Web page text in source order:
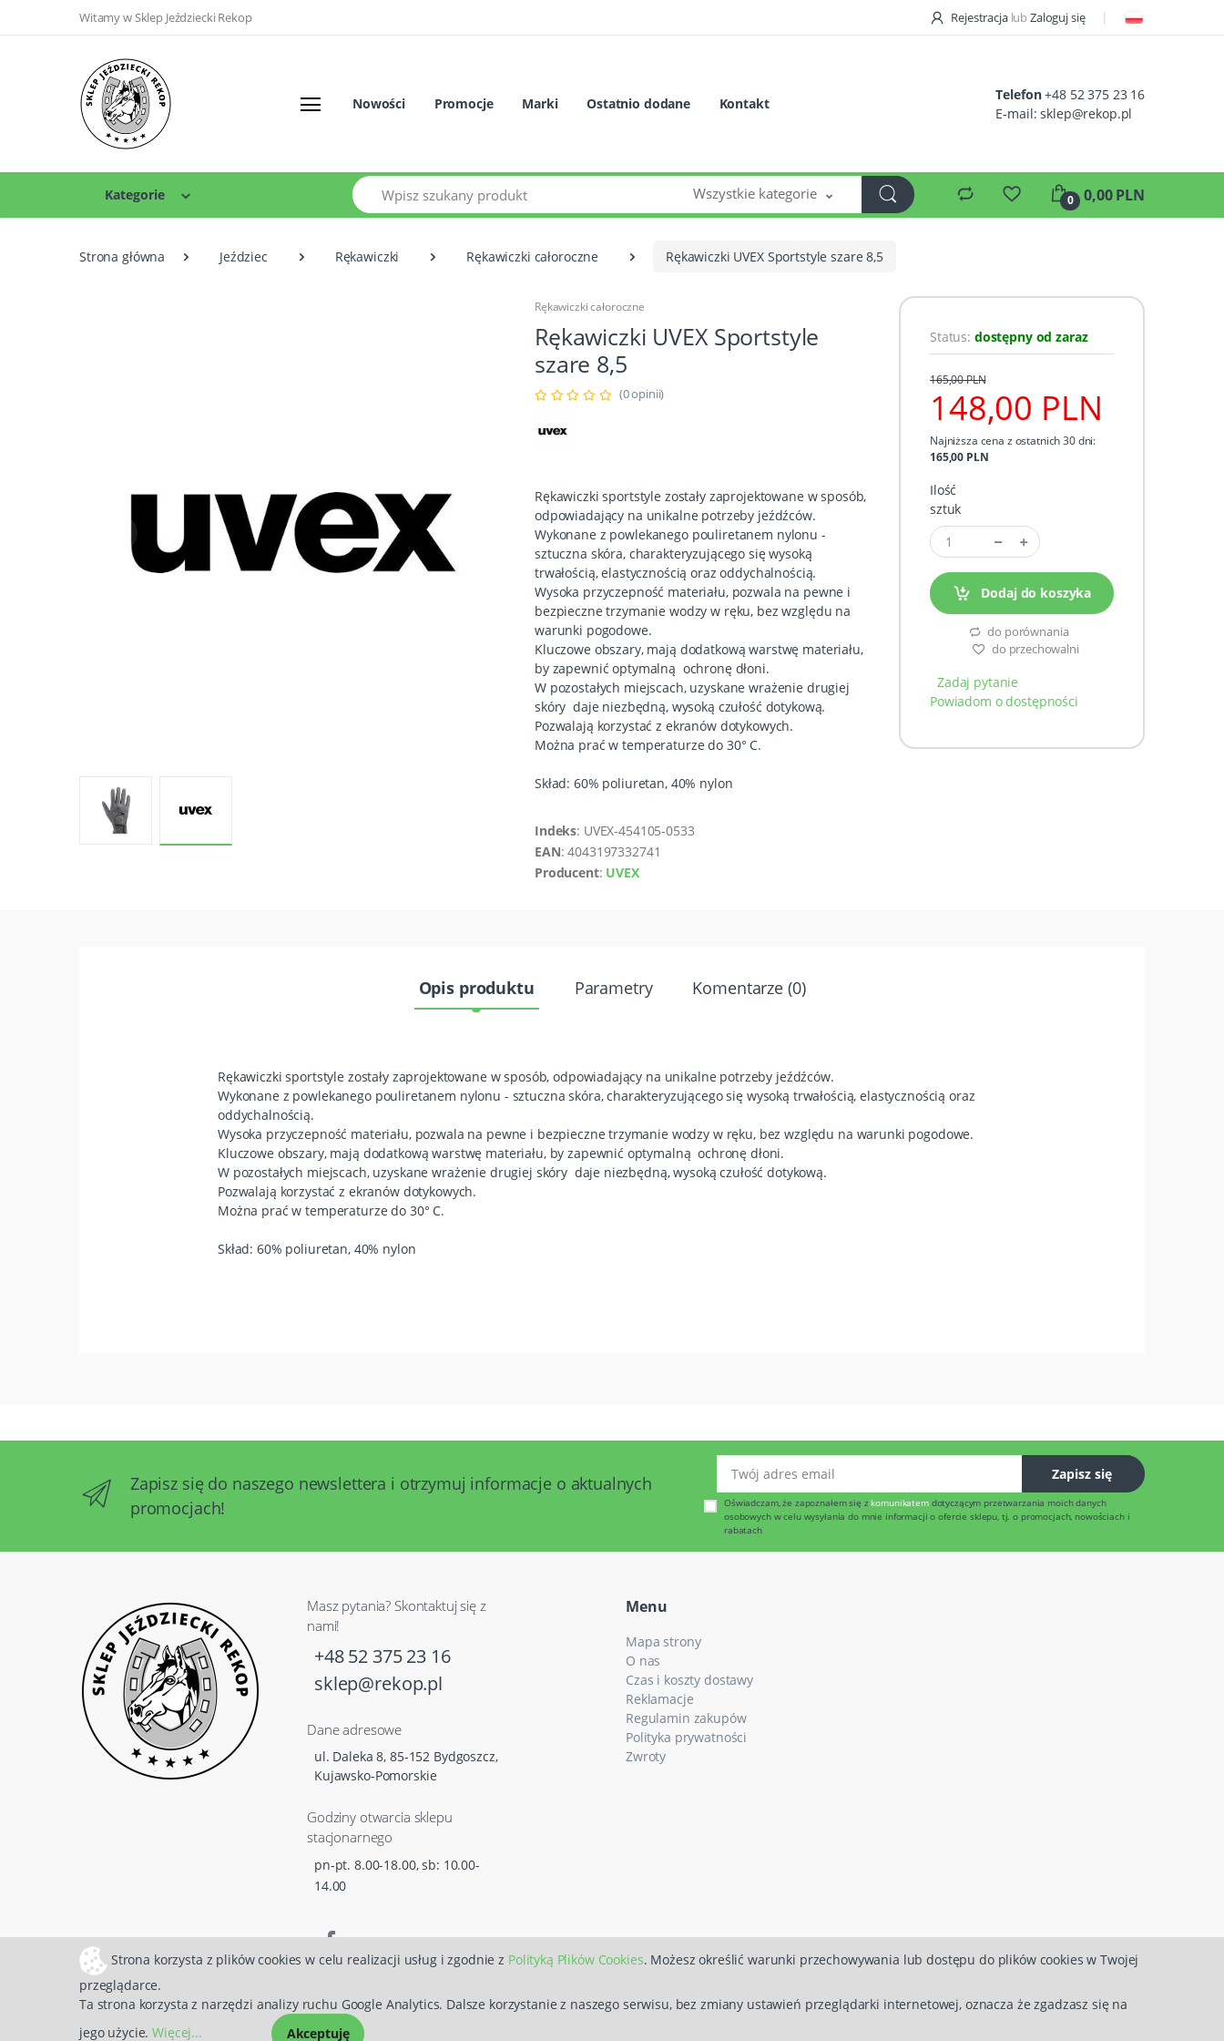
Strona korzysta z plików cookies w celu realizacji usług i zgodnie z Polityką Plików Cookies. Możesz określić warunki przechowywania lub dostępu do plików cookies w Twojej
przeglądarce.
Ta strona korzysta z narzędzi analizy ruchu Google Analytics. Dalsze korzystanie z naszego serwisu, bez zmiany ustawień przeglądarki internetowej, oznacza że zgadzasz się na
jego użycie.Więcej... Akceptuję
Witamy w Sklep Jeździecki Rekop Rejestracja lub Zaloguj się
Nowości Promocje Marki Ostatnio dodane Kontakt
Telefon +48 52 375 23 16
E-mail:sklep@rekop.pl
Kategorie
Szukaj Wszystkie kategorie 0 0,00 PLN
Strona główna Jeździec Rękawiczki Rękawiczki całoroczne Rękawiczki UVEX Sportstyle szare 8,5
Rękawiczki całoroczne
Rękawiczki UVEX Sportstyle
szare 8,5
(0 opinii)
Rękawiczki sportstyle zostały zaprojektowane w sposób,
odpowiadający na unikalne potrzeby jeźdźców.
Wykonane z powlekanego pouliretanem nylonu -
sztuczna skóra, charakteryzującego się wysoką
trwałością, elastycznością oraz oddychalnością.
Wysoka przyczepność materiału, pozwala na pewne i
bezpieczne trzymanie wodzy w ręku, bez względu na
warunki pogodowe.
Kluczowe obszary, mają dodatkową warstwę materiału,
by zapewnić optymalną ochronę dłoni.
W pozostałych miejscach, uzyskane wrażenie drugiej
skóry daje niezbędną, wysoką czułość dotykową.
Pozwalają korzystać z ekranów dotykowych.
Można prać w temperaturze do 30° C.
Skład: 60% poliuretan, 40% nylon
Indeks: UVEX-454105-0533
EAN: 4043197332741
Producent: UVEX
Status: dostępny od zaraz
148,00 PLN
165,00 PLN
Najniższa cena z ostatnich 30 dni:
165,00 PLN
Ilość
sztuk
Dodaj do koszyka
do porównania
do przechowalni
Zadaj pytanie
Powiadom o dostępności
Opis produktu Parametry Komentarze (0)
Rękawiczki sportstyle zostały zaprojektowane w sposób, odpowiadający na unikalne potrzeby jeźdźców.
Wykonane z powlekanego pouliretanem nylonu - sztuczna skóra, charakteryzującego się wysoką trwałością, elastycznością oraz
oddychalnością.
Wysoka przyczepność materiału, pozwala na pewne i bezpieczne trzymanie wodzy w ręku, bez względu na warunki pogodowe.
Kluczowe obszary, mają dodatkową warstwę materiału, by zapewnić optymalną ochronę dłoni.
W pozostałych miejscach, uzyskane wrażenie drugiej skóry daje niezbędną, wysoką czułość dotykową.
Pozwalają korzystać z ekranów dotykowych.
Można prać w temperaturze do 30° C.
Skład: 60% poliuretan, 40% nylon
Zapisz się do naszego newslettera i otrzymuj informacje o aktualnych
promocjach!
Zapisz się
Oświadczam, że zapoznałem się z komunikatemdotyczącym przetwarzania moich danych
osobowych w celu wysyłania do mnie informacji o ofercie sklepu, tj. o promocjach, nowościach i
rabatach
Masz pytania? Skontaktuj się z
nami!
+48 52 375 23 16
sklep@rekop.pl
Dane adresowe
ul. Daleka 8, 85-152 Bydgoszcz,
Kujawsko-Pomorskie
Godziny otwarcia sklepu
stacjonarnego
pn-pt. 8.00-18.00, sb: 10.00-
14.00
Menu
Mapa strony
O nas
Czas i koszty dostawy
Reklamacje
Regulamin zakupów
Polityka prywatności
Zwroty